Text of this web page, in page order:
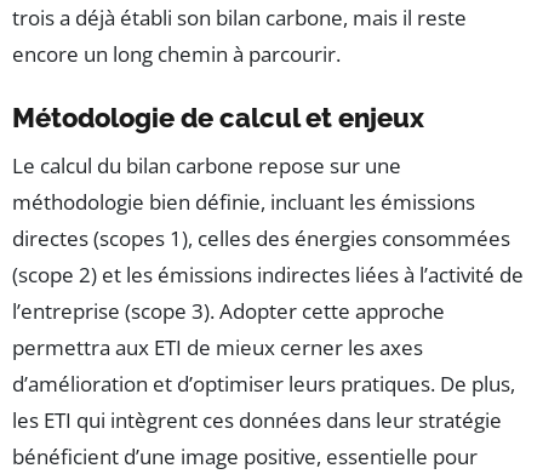
trois a déjà établi son bilan carbone, mais il reste
encore un long chemin à parcourir.
Métodologie de calcul et enjeux
Le calcul du bilan carbone repose sur une
méthodologie bien définie, incluant les émissions
directes (scopes 1), celles des énergies consommées
(scope 2) et les émissions indirectes liées à l’activité de
l’entreprise (scope 3). Adopter cette approche
permettra aux ETI de mieux cerner les axes
d’amélioration et d’optimiser leurs pratiques. De plus,
les ETI qui intègrent ces données dans leur stratégie
bénéficient d’une image positive, essentielle pour